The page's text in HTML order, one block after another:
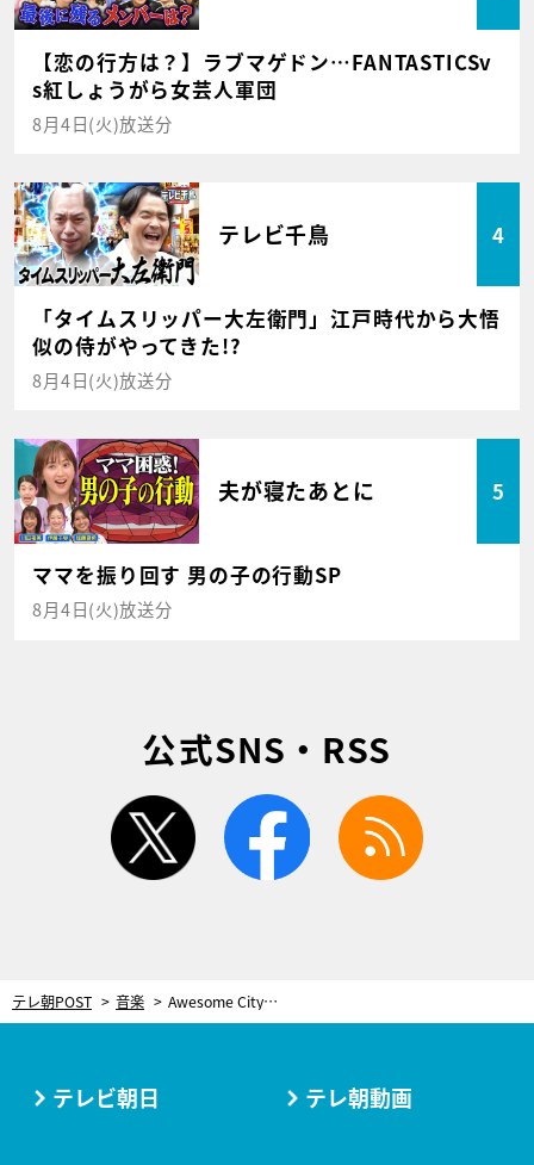
【恋の行方は？】ラブマゲドン…FANTASTICSv
s紅しょうがら女芸人軍団
8月4日(火)放送分
テレビ千鳥 4
「タイムスリッパー大左衛門」江戸時代から大悟
似の侍がやってきた!?
8月4日(火)放送分
夫が寝たあとに 5
ママを振り回す 男の子の行動SP
8月4日(火)放送分
公式SNS・RSS
twitter facebook
テレ朝POST 音楽 Awesome City Club、Mステ初登場！「マネージャーが誰よりも号泣していました（笑）」
テレビ朝日 テレ朝動画